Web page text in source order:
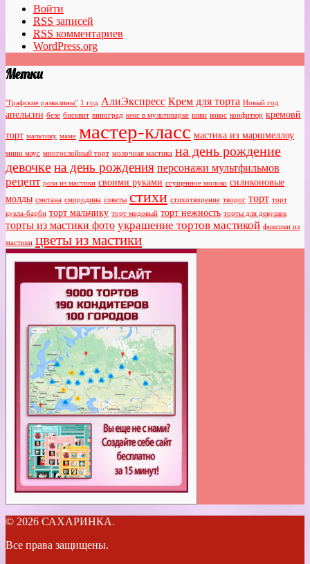
Войти
RSS записей
RSS комментариев
WordPress.org
Метки
"Графские развалины" 1 год АлиЭкспресс Крем для торта Новый год
апельсин безе бисквит виноград кекс в мультиварке киви кокос конфитюр кремовй
торт мальчику маме мастер-класс мастика из маршмеллоу
мини маус многослойный торт молочная мастика на день рождение
девочкена день рождения персонажи мультфильмов
рецепт роза из мастики своими руками сгущенное молоко силиконовые
молды сметана смородина советы стихи стихотворение творог торт торт
кукла-барби торт мальчику торт медовый торт нежность торты для девушек
торты из мастики фото украшение тортов мастикой фиксики из
мастики цветы из мастики
© 2026 САХАРИНКА.
Все права защищены.